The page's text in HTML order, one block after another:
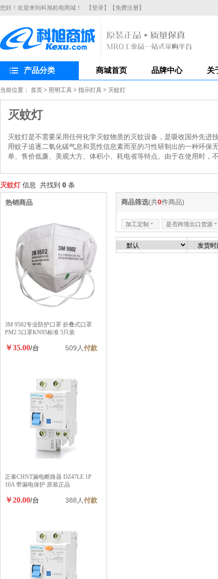
您好！欢迎来到科旭机电商城！ 【登录】 【免费注册】
产品分类 商城首页 品牌中心 关
当前位置： 首页 > 照明工具 > 指示灯具 > 灭蚊灯
灭蚊灯
灭蚊灯是不需要采用任何化学灭蚊物质的灭蚊设备，是吸收国外先
用蚊子追逐二氧化碳气息和觅性信息素而至的习性研制出的一种环
单、售价低廉、美观大方、体积小、耗电省等特点。由于在使用时，
灭蚊灯信息 共找到 0 条
商品筛选(共0件商品)
加工定制 6 是否跨境出口货源 6
热销商品
3M 9502专业防护口罩 折叠式口罩
PM2.5口罩KN95标准 5只装
￥35.00/台 509人付款
正泰CHNT漏电断路器 DZ47LE 1P
10A 带漏电保护 原装正品
￥20.00/台 388人付款